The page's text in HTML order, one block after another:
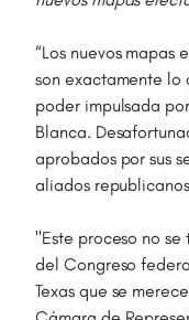
“Los nuevos mapas
son exactamente lo
poder impulsada
Blanca.
aprobados por sus
aliados
"Este proceso no
del Congreso
Texas que se